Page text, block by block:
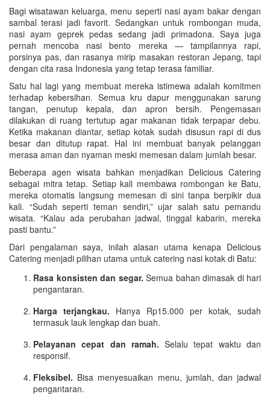
Bagi wisatawan keluarga, menu seperti nasi ayam bakar dengan
sambal terasi jadi favorit. Sedangkan untuk rombongan muda,
nasi ayam geprek pedas sedang jadi primadona. Saya juga
pernah mencoba nasi bento mereka — tampilannya rapi,
porsinya pas, dan rasanya mirip masakan restoran Jepang, tapi
dengan cita rasa Indonesia yang tetap terasa familiar.
Satu hal lagi yang membuat mereka istimewa adalah komitmen
terhadap kebersihan. Semua kru dapur menggunakan sarung
tangan, penutup kepala, dan apron bersih. Pengemasan
dilakukan di ruang tertutup agar makanan tidak terpapar debu.
Ketika makanan diantar, setiap kotak sudah disusun rapi di dus
besar dan ditutup rapat. Hal ini membuat banyak pelanggan
merasa aman dan nyaman meski memesan dalam jumlah besar.
Beberapa agen wisata bahkan menjadikan Delicious Catering
sebagai mitra tetap. Setiap kali membawa rombongan ke Batu,
mereka otomatis langsung memesan di sini tanpa berpikir dua
kali. “Sudah seperti teman sendiri,” ujar salah satu pemandu
wisata. “Kalau ada perubahan jadwal, tinggal kabarin, mereka
pasti bantu.”
Dari pengalaman saya, inilah alasan utama kenapa Delicious
Catering menjadi pilihan utama untuk catering nasi kotak di Batu:
Rasa konsisten dan segar. Semua bahan dimasak di hari
pengantaran.
Harga terjangkau. Hanya Rp15.000 per kotak, sudah
termasuk lauk lengkap dan buah.
Pelayanan cepat dan ramah. Selalu tepat waktu dan
responsif.
Fleksibel. Bisa menyesuaikan menu, jumlah, dan jadwal
pengantaran.